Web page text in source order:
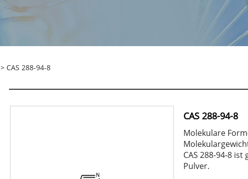
> CAS 288-94-8
CAS 288-94-8
Molekulare
CAS 288-94-8
Pulver.